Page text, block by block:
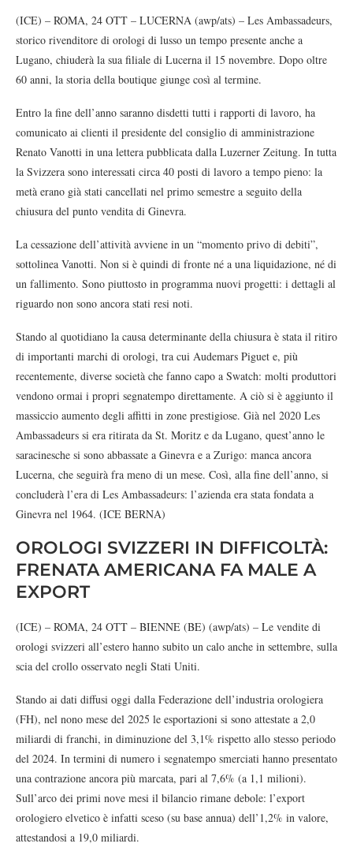
(ICE) – ROMA, 24 OTT – LUCERNA (awp/ats) – Les Ambassadeurs,
storico rivenditore di orologi di lusso un tempo presente anche a
Lugano, chiuderà la sua filiale di Lucerna il 15 novembre. Dopo oltre
60 anni, la storia della boutique giunge così al termine.
Entro la fine dell’anno saranno disdetti tutti i rapporti di lavoro, ha
comunicato ai clienti il presidente del consiglio di amministrazione
Renato Vanotti in una lettera pubblicata dalla Luzerner Zeitung. In tutta
la Svizzera sono interessati circa 40 posti di lavoro a tempo pieno: la
metà erano già stati cancellati nel primo semestre a seguito della
chiusura del punto vendita di Ginevra.
La cessazione dell’attività avviene in un “momento privo di debiti”,
sottolinea Vanotti. Non si è quindi di fronte né a una liquidazione, né di
un fallimento. Sono piuttosto in programma nuovi progetti: i dettagli al
riguardo non sono ancora stati resi noti.
Stando al quotidiano la causa determinante della chiusura è stata il ritiro
di importanti marchi di orologi, tra cui Audemars Piguet e, più
recentemente, diverse società che fanno capo a Swatch: molti produttori
vendono ormai i propri segnatempo direttamente. A ciò si è aggiunto il
massiccio aumento degli affitti in zone prestigiose. Già nel 2020 Les
Ambassadeurs si era ritirata da St. Moritz e da Lugano, quest’anno le
saracinesche si sono abbassate a Ginevra e a Zurigo: manca ancora
Lucerna, che seguirà fra meno di un mese. Così, alla fine dell’anno, si
concluderà l’era di Les Ambassadeurs: l’azienda era stata fondata a
Ginevra nel 1964. (ICE BERNA)
OROLOGI SVIZZERI IN DIFFICOLTÀ:
FRENATA AMERICANA FA MALE A
EXPORT
(ICE) – ROMA, 24 OTT – BIENNE (BE) (awp/ats) – Le vendite di
orologi svizzeri all’estero hanno subito un calo anche in settembre, sulla
scia del crollo osservato negli Stati Uniti.
Stando ai dati diffusi oggi dalla Federazione dell’industria orologiera
(FH), nel nono mese del 2025 le esportazioni si sono attestate a 2,0
miliardi di franchi, in diminuzione del 3,1% rispetto allo stesso periodo
del 2024. In termini di numero i segnatempo smerciati hanno presentato
una contrazione ancora più marcata, pari al 7,6% (a 1,1 milioni).
Sull’arco dei primi nove mesi il bilancio rimane debole: l’export
orologiero elvetico è infatti sceso (su base annua) dell’1,2% in valore,
attestandosi a 19,0 miliardi.